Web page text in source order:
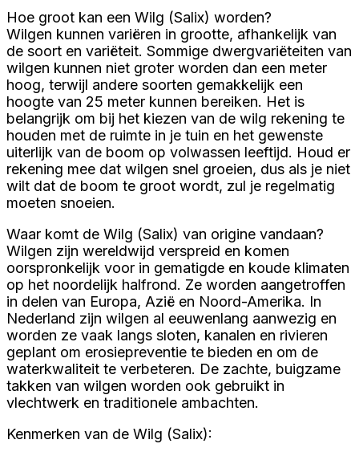
Hoe groot kan een Wilg (Salix) worden?
Wilgen kunnen variëren in grootte, afhankelijk van
de soort en variëteit. Sommige dwergvariëteiten van
wilgen kunnen niet groter worden dan een meter
hoog, terwijl andere soorten gemakkelijk een
hoogte van 25 meter kunnen bereiken. Het is
belangrijk om bij het kiezen van de wilg rekening te
houden met de ruimte in je tuin en het gewenste
uiterlijk van de boom op volwassen leeftijd. Houd er
rekening mee dat wilgen snel groeien, dus als je niet
wilt dat de boom te groot wordt, zul je regelmatig
moeten snoeien.
Waar komt de Wilg (Salix) van origine vandaan?
Wilgen zijn wereldwijd verspreid en komen
oorspronkelijk voor in gematigde en koude klimaten
op het noordelijk halfrond. Ze worden aangetroffen
in delen van Europa, Azië en Noord-Amerika. In
Nederland zijn wilgen al eeuwenlang aanwezig en
worden ze vaak langs sloten, kanalen en rivieren
geplant om erosiepreventie te bieden en om de
waterkwaliteit te verbeteren. De zachte, buigzame
takken van wilgen worden ook gebruikt in
vlechtwerk en traditionele ambachten.
Kenmerken van de Wilg (Salix):